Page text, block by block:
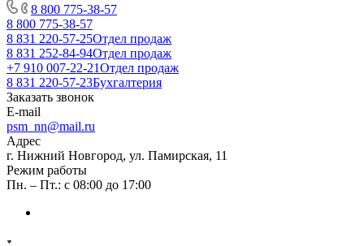
8 800 775-38-57
8 800 775-38-57
8 831 220-57-25Отдел продаж
8 831 252-84-94Отдел продаж
+7 910 007-22-21Отдел продаж
8 831 220-57-23Бухгалтерия
Заказать звонок
E-mail
psm_nn@mail.ru
Адрес
г. Нижний Новгород, ул. Памирская, 11
Режим работы
Пн. – Пт.: с 08:00 до 17:00